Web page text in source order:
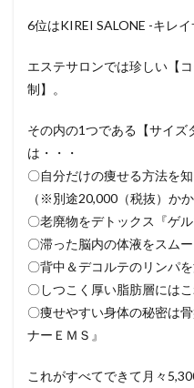
6位はKIREI SALONE -キレイ
エステサロンでは珍しい【
制】。
その内の1つである【サイズ
は・・・
〇自分だけの痩せる方法を
（※別途20,000（税抜）かか
〇老廃物をデトックス『ゲ
〇滞った脳内の体液をスム
〇背中＆デコルテのリンパ
〇しつこく厚い脂肪層には
〇痩せやすい身体の秘密は
ナーＥＭＳ』
これがすべてできて月々